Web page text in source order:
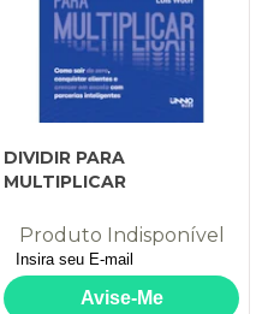
DIVIDIR PARA
MULTIPLICAR
Produto Indisponível